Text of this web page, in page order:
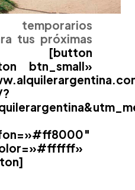
tus próximas
btn_small»